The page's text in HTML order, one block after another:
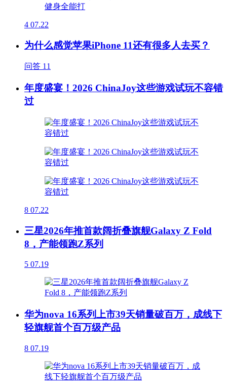
4 07.22
为什么感觉苹果iPhone 11还有很多人去买？
问答 11
年度盛宴！2026 ChinaJoy这些游戏试玩不容错
过
8 07.22
三星2026年推首款阔折叠旗舰Galaxy Z Fold
8，产能领跑Z系列
5 07.19
华为nova 16系列上市39天销量破百万，成线下
轻旗舰首个百万级产品
8 07.19